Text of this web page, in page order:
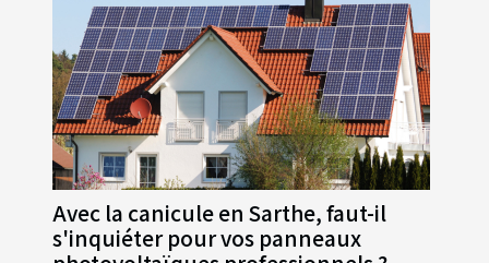
Avec la canicule en Sarthe, faut-il
s'inquiéter pour vos panneaux